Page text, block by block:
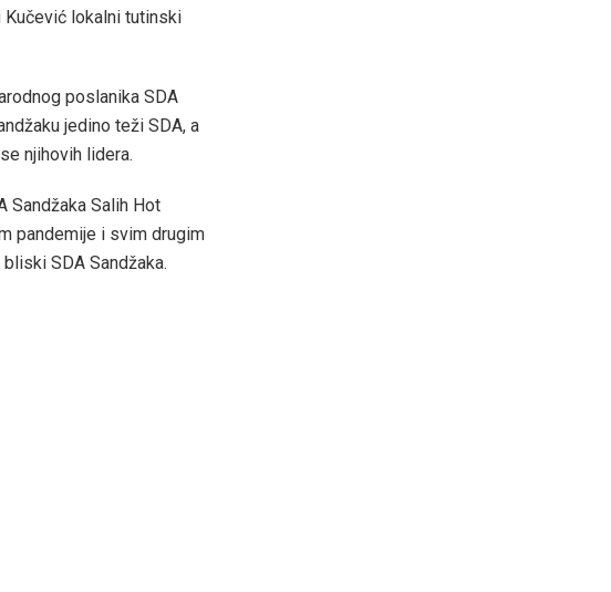
Kučević lokalni tutinski
poslanika SDA
jedino teži SDA, a
njihovih lidera.
Sandžaka Salih Hot
pandemije i svim drugim
SDA Sandžaka.